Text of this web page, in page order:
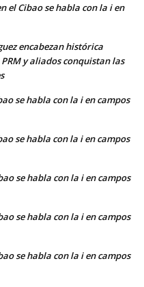
el Cibao se habla con la i en
encabezan histórica
y aliados conquistan las
se habla con la i en campos
se habla con la i en campos
se habla con la i en campos
se habla con la i en campos
se habla con la i en campos